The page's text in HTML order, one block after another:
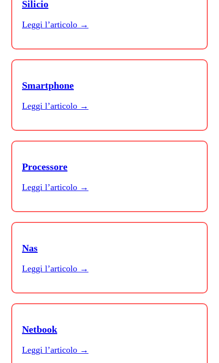
Silicio
Leggi l’articolo →
Smartphone
Leggi l’articolo →
Processore
Leggi l’articolo →
Nas
Leggi l’articolo →
Netbook
Leggi l’articolo →